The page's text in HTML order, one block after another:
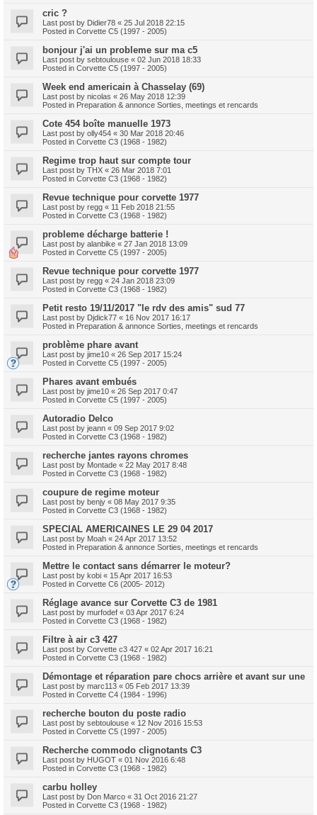
cric ?
Last post by Didier78 « 25 Jul 2018 22:15
Posted in Corvette C5 (1997 - 2005)
bonjour j'ai un probleme sur ma c5
Last post by sebtoulouse « 02 Jun 2018 18:33
Posted in Corvette C5 (1997 - 2005)
Week end americain à Chasselay (69)
Last post by nicolas « 26 May 2018 12:39
Posted in Preparation & annonce Sorties, meetings et rencards
Cote 454 boîte manuelle 1973
Last post by olly454 « 30 Mar 2018 20:46
Posted in Corvette C3 (1968 - 1982)
Regime trop haut sur compte tour
Last post by THX « 26 Mar 2018 7:01
Posted in Corvette C3 (1968 - 1982)
Revue technique pour corvette 1977
Last post by regg « 11 Feb 2018 21:55
Posted in Corvette C3 (1968 - 1982)
probleme décharge batterie !
Last post by alanbike « 27 Jan 2018 13:09
Posted in Corvette C5 (1997 - 2005)
Revue technique pour corvette 1977
Last post by regg « 24 Jan 2018 23:09
Posted in Corvette C3 (1968 - 1982)
Petit resto 19/11/2017 "le rdv des amis" sud 77
Last post by Djdick77 « 16 Nov 2017 16:17
Posted in Preparation & annonce Sorties, meetings et rencards
problème phare avant
Last post by jime10 « 26 Sep 2017 15:24
Posted in Corvette C5 (1997 - 2005)
Phares avant embués
Last post by jime10 « 26 Sep 2017 0:47
Posted in Corvette C5 (1997 - 2005)
Autoradio Delco
Last post by jeann « 09 Sep 2017 9:02
Posted in Corvette C3 (1968 - 1982)
recherche jantes rayons chromes
Last post by Montade « 22 May 2017 8:48
Posted in Corvette C3 (1968 - 1982)
coupure de regime moteur
Last post by benjy « 08 May 2017 9:35
Posted in Corvette C3 (1968 - 1982)
SPECIAL AMERICAINES LE 29 04 2017
Last post by Moah « 24 Apr 2017 13:52
Posted in Preparation & annonce Sorties, meetings et rencards
Mettre le contact sans démarrer le moteur?
Last post by kobi « 15 Apr 2017 16:53
Posted in Corvette C6 (2005- 2012)
Réglage avance sur Corvette C3 de 1981
Last post by murfodef « 03 Apr 2017 6:24
Posted in Corvette C3 (1968 - 1982)
Filtre à air c3 427
Last post by Corvette c3 427 « 02 Apr 2017 16:21
Posted in Corvette C3 (1968 - 1982)
Démontage et réparation pare chocs arrière et avant sur une
Last post by marc113 « 05 Feb 2017 13:39
Posted in Corvette C4 (1984 - 1996)
recherche bouton du poste radio
Last post by sebtoulouse « 12 Nov 2016 15:53
Posted in Corvette C5 (1997 - 2005)
Recherche commodo clignotants C3
Last post by HUGOT « 01 Nov 2016 6:48
Posted in Corvette C3 (1968 - 1982)
carbu holley
Last post by Don Marco « 31 Oct 2016 21:27
Posted in Corvette C3 (1968 - 1982)